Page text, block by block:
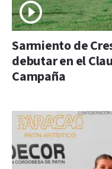
Sarmiento de
debutar en el
Campaña